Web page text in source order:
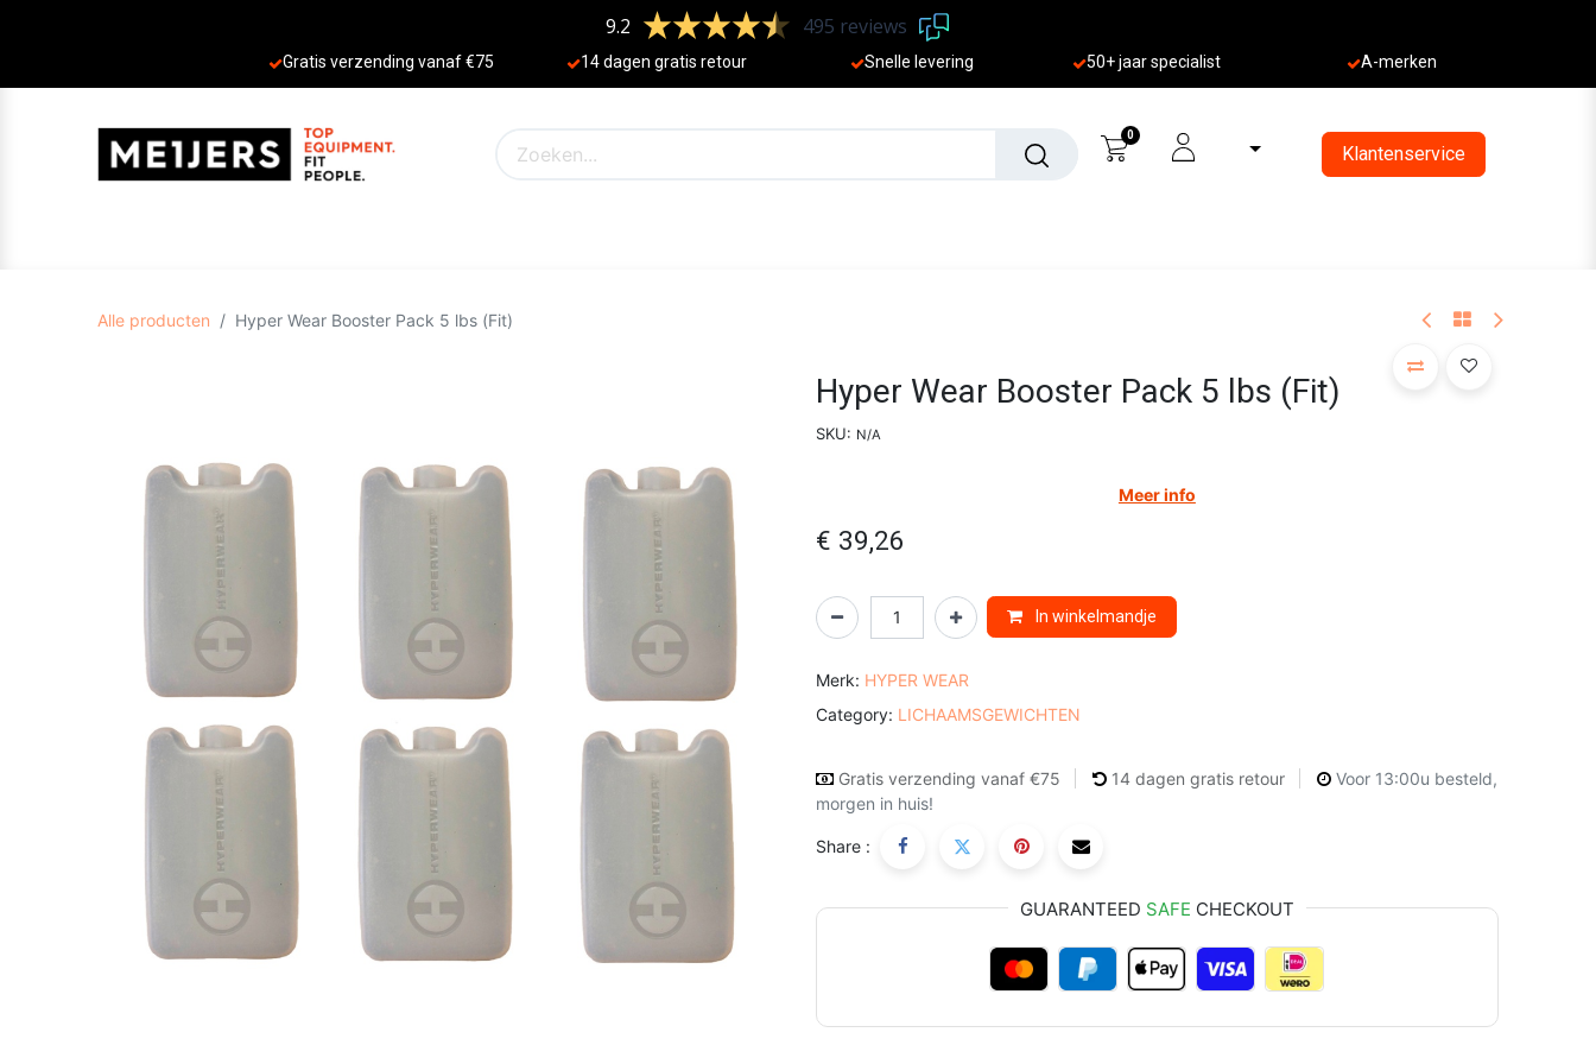
9.2 495 reviews
Gratis verzending vanaf €75 14 dagen gratis retour Sne lle levering 50+ jaar specialist A-merken
0
Klantenservice
Alle producten Hyper Wear Booster Pack 5 lbs (Fit)
Hyper Wear Booster Pack 5 lbs (Fit)
SKU: N/A
Meer info
€ 39,26
In winkelmandje
Merk: HYPER WEAR
Category: LICHAAMSGEWICHTEN
Gratis verzending vanaf €75 14 dagen gratis retour
Voor 13:00u besteld,
morgen in huis!
Share :
GUARANTEED SAFE CHECKOUT